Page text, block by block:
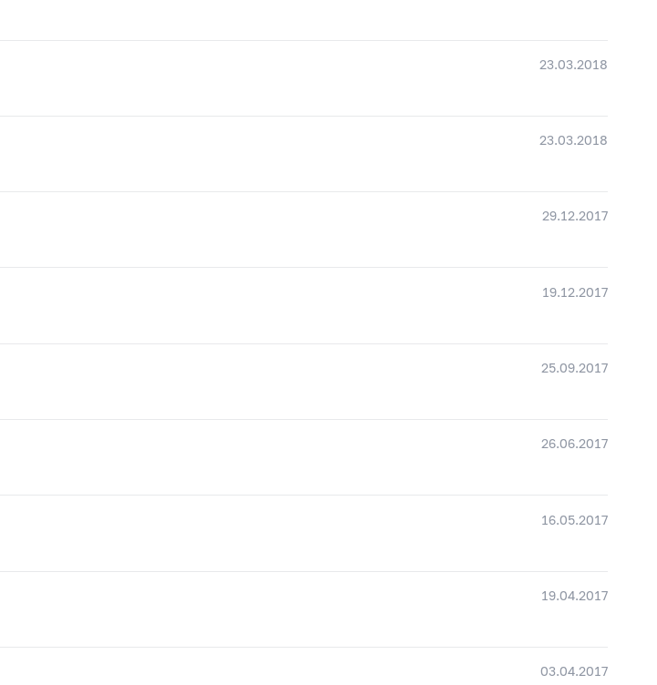
23.03.2018
23.03.2018
29.12.2017
19.12.2017
25.09.2017
26.06.2017
16.05.2017
19.04.2017
03.04.2017